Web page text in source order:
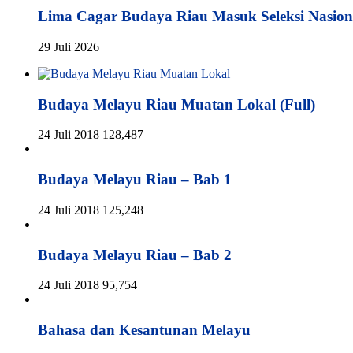
Lima Cagar Budaya Riau Masuk Seleksi
29 Juli 2026
Budaya Melayu Riau Muatan Lokal (Full)
24 Juli 2018 128,487
Budaya Melayu Riau – Bab 1
24 Juli 2018 125,248
Budaya Melayu Riau – Bab 2
24 Juli 2018 95,754
Bahasa dan Kesantunan Melayu